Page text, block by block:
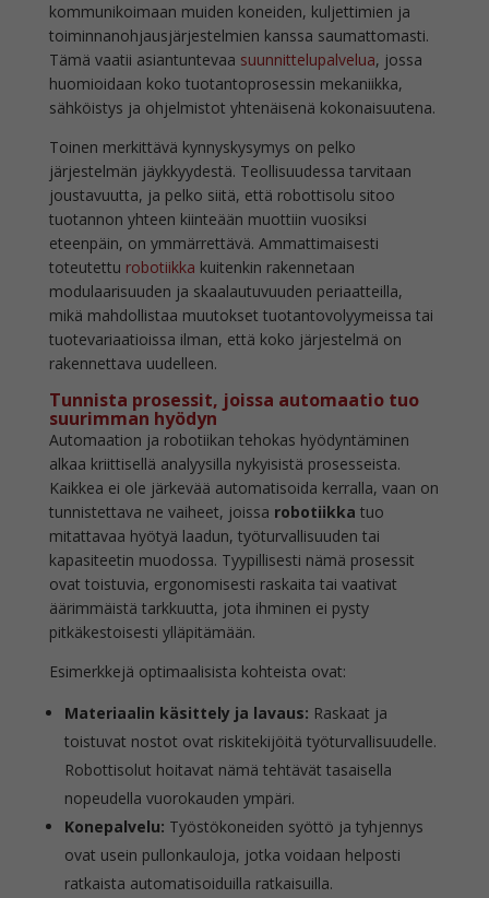
kommunikoimaan muiden koneiden, kuljettimien ja
toiminnanohjausjärjestelmien kanssa saumattomasti.
Tämä vaatii asiantuntevaa suunnittelupalvelua, jossa
huomioidaan koko tuotantoprosessin mekaniikka,
sähköistys ja ohjelmistot yhtenäisenä kokonaisuutena.
Toinen merkittävä kynnyskysymys on pelko
järjestelmän jäykkyydestä. Teollisuudessa tarvitaan
joustavuutta, ja pelko siitä, että robottisolu sitoo
tuotannon yhteen kiinteään muottiin vuosiksi
eteenpäin, on ymmärrettävä. Ammattimaisesti
toteutettu robotiikka kuitenkin rakennetaan
modulaarisuuden ja skaalautuvuuden periaatteilla,
mikä mahdollistaa muutokset tuotantovolyymeissa tai
tuotevariaatioissa ilman, että koko järjestelmä on
rakennettava uudelleen.
Tunnista prosessit, joissa automaatio tuo
suurimman hyödyn
Automaation ja robotiikan tehokas hyödyntäminen
alkaa kriittisellä analyysilla nykyisistä prosesseista.
Kaikkea ei ole järkevää automatisoida kerralla, vaan on
tunnistettava ne vaiheet, joissa robotiikka tuo
mitattavaa hyötyä laadun, työturvallisuuden tai
kapasiteetin muodossa. Tyypillisesti nämä prosessit
ovat toistuvia, ergonomisesti raskaita tai vaativat
äärimmäistä tarkkuutta, jota ihminen ei pysty
pitkäkestoisesti ylläpitämään.
Esimerkkejä optimaalisista kohteista ovat:
Materiaalin käsittely ja lavaus: Raskaat ja
toistuvat nostot ovat riskitekijöitä työturvallisuudelle.
Robottisolut hoitavat nämä tehtävät tasaisella
nopeudella vuorokauden ympäri.
Konepalvelu: Työstökoneiden syöttö ja tyhjennys
ovat usein pullonkauloja, jotka voidaan helposti
ratkaista automatisoiduilla ratkaisuilla.